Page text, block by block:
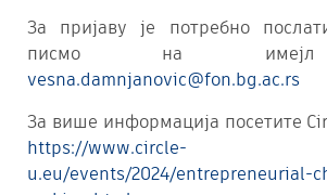
За пријаву је потребно
писмо на имејл
vesna.damnjanovic@fon.bg.ac.rs
За више информација посетите
https://www.circle-
u.eu/events/2024/entrepreneurial-